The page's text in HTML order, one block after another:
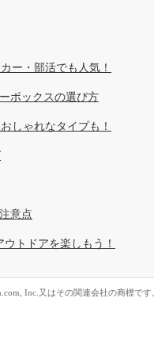
ー・部活でも人気！
ボックスの選び方
しゃれなタイプも！
意点
トドアを楽しもう！
Inc.又はその関連会社の商標です